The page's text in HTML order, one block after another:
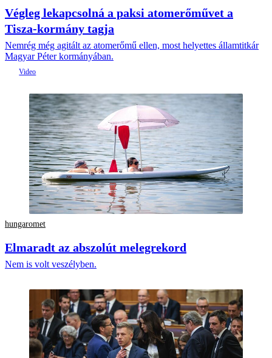
Végleg lekapcsolná a paksi atomerőművet a
Tisza-kormány tagja
Nemrég még agitált az atomerőmű ellen, most helyettes államtitkár
Magyar Péter kormányában.
hungaromet
Elmaradt az abszolút melegrekord
Nem is volt veszélyben.